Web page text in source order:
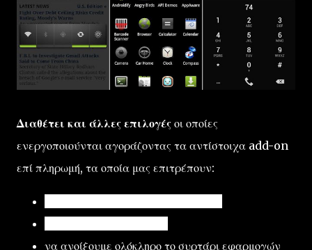
Διαθέτει και άλλες επιλογές οι οποίες
ενεργοποιούνται αγοράζοντας τα αντίστοιχα add-on
επί πληρωμή, τα οποία μας επιτρέπουν:
να ανοίξουμε ολόκληρο το συρτάρι εφαρμογών